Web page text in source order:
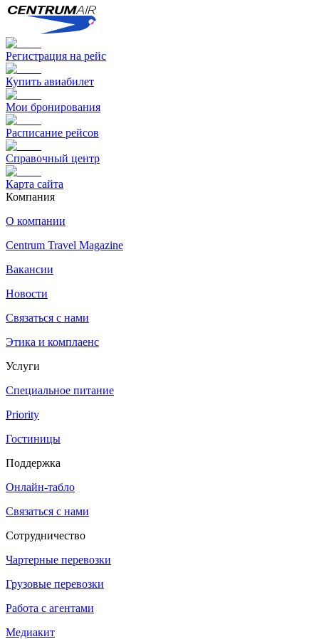
Регистрация на рейс
Купить авиабилет
Мои бронирования
Расписание рейсов
Справочный центр
Карта сайта
Компания
О компании
Centrum Travel Magazine
Вакансии
Новости
Связаться с нами
Этика и комплаенс
Услуги
Специальное питание
Priority
Гостиницы
Поддержка
Онлайн-табло
Связаться с нами
Сотрудничество
Чартерные перевозки
Грузовые перевозки
Работа с агентами
Медиакит